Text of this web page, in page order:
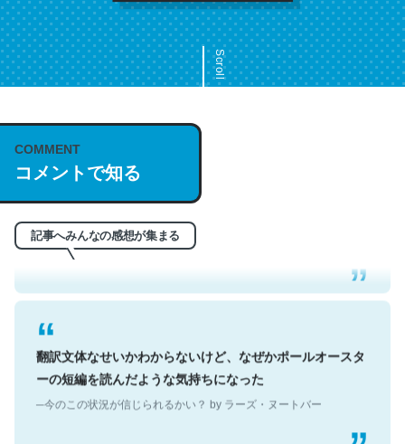
Scroll
COMMENT
コメントで知る
記事へみんなの感想が集まる
これは名文。彼はとてもクレバーなんだろうなと凄く思
う。英語少しでも読める人は原文もお勧め。自分はこの流
れ好き。Let’s Fucking Go. Then Covid hit. Shit.
─今のこの状況が信じられるかい？ by ラーズ・ヌートバー
翻訳文体なせいかわからないけど、なぜかポールオースタ
ーの短編を読んだような気持ちになった
─今のこの状況が信じられるかい？ by ラーズ・ヌートバー